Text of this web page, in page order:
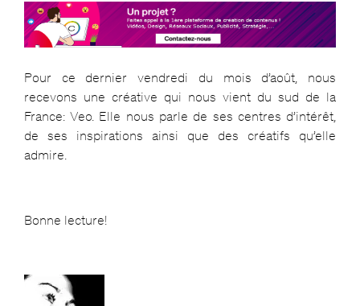
Pour ce dernier vendredi du mois d’août, nous
recevons une créative qui nous vient du sud de la
France: Veo. Elle nous parle de ses centres d’intérêt,
de ses inspirations ainsi que des créatifs qu’elle
admire.
Bonne lecture!